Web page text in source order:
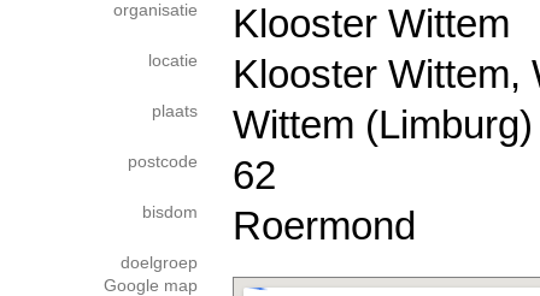
organisatie Klooster Wittem
locatie Klooster Wittem,
plaats Wittem (Limburg)
postcode 62
bisdom Roermond
doelgroep
Google map